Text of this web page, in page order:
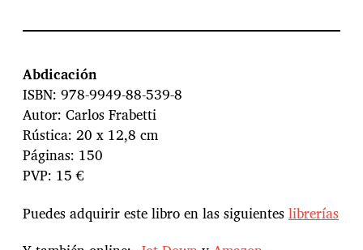
Abdicación
ISBN: 978-9949-88-539-8
Autor: Carlos Frabetti
Rústica: 20 x 12,8 cm
Páginas: 150
PVP: 15 €
Puedes adquirir este libro en las siguienteslibrerías